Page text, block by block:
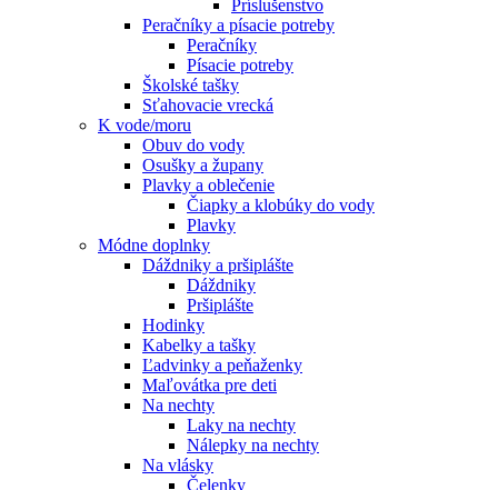
Príslušenstvo
Peračníky a písacie potreby
Peračníky
Písacie potreby
Školské tašky
Sťahovacie vrecká
K vode/moru
Obuv do vody
Osušky a župany
Plavky a oblečenie
Čiapky a klobúky do vody
Plavky
Módne doplnky
Dáždniky a pršiplášte
Dáždniky
Pršiplášte
Hodinky
Kabelky a tašky
Ľadvinky a peňaženky
Maľovátka pre deti
Na nechty
Laky na nechty
Nálepky na nechty
Na vlásky
Čelenky